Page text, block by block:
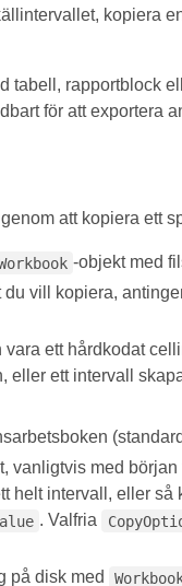
kopiera
tabell, rapportblock
för att exportera
att kopiera ett
-objekt med
vill kopiera,
ett hårdkodat
eller ett intervall
vanligtvis med början
helt intervall, eller
. Valfria
på disk med